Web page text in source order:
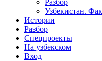
Разбор
Узбекистан.
Истории
Разбор
Спецпроекты
На узбекском
Вход